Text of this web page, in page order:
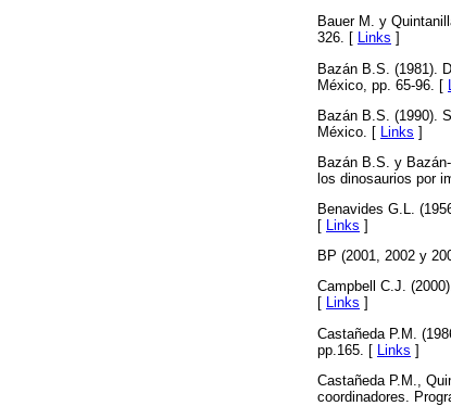
Bauer M. y
326. [ Links ]
Bazán B.S. (1981).
México, pp. 65-96. [
Bazán B.S. (1990).
México. [ Links ]
Bazán B.S. y
los dinosaurios por
Benavides G.L.
[ Links ]
BP (2001, 2002 y
Campbell C.J.
[ Links ]
Castañeda P.M.
pp.165. [ Links ]
Castañeda P.M.,
coordinadores.